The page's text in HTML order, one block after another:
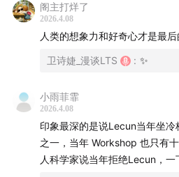
（本期节目获微博开屏～欢迎前
完整版视频。）
阁主打烊了
2026.4.08
人类的想象力和好奇心才是最
卫诗婕_漫谈LTS : ✨
小雨菲霏
2026.4.08
印象最深的是说Lecun当年坐
之一，当年 Workshop 也只有
人科学家说当年拒绝Lecun，一